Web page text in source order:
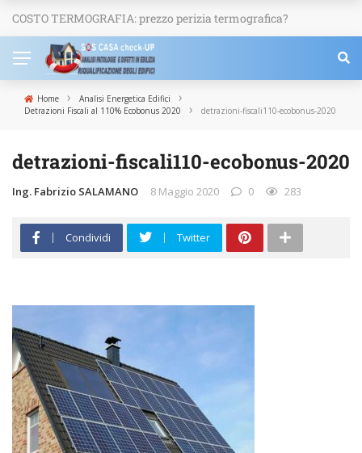
NEWS
COSTO TERMOGRAFIA: prezzo perizia termografica?
Home › Analisi Energetica Edifici ›
Detrazioni Fiscali al 110% Ecobonus 2020 › detrazioni-fiscali110-ecobonus-2020
detrazioni-fiscali110-ecobonus-2020
Ing. Fabrizio SALAMANO 8 Maggio 2020 0 283
Condividi Twitter